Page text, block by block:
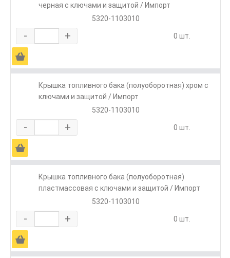
черная с ключами и защитой / Импорт
5320-1103010
- + 0 шт.
Ä
Крышка топливного бака (полуоборотная) хром с
ключами и защитой / Импорт
5320-1103010
- + 0 шт.
Ä
Крышка топливного бака (полуоборотная)
пластмассовая с ключами и защитой / Импорт
5320-1103010
- + 0 шт.
Ä